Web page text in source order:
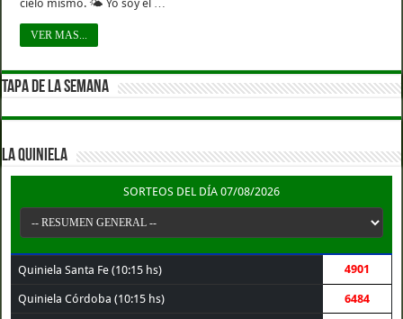
cielo mismo. 🌤️ Yo soy el …
VER MAS...
TAPA DE LA SEMANA
LA QUINIELA
SORTEOS DEL DÍA 07/08/2026
Quiniela Santa Fe (10:15 hs) 4901
Quiniela Córdoba (10:15 hs) 6484